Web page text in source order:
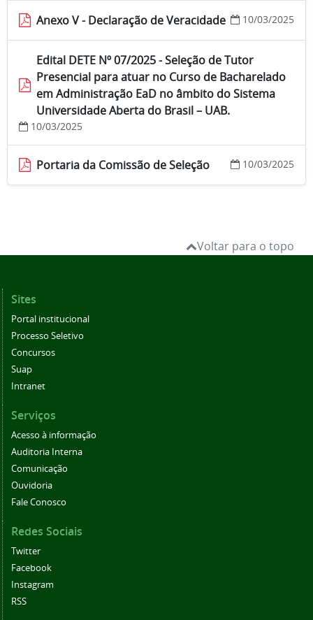
Anexo V - Declaração de Veracidade 10/03/2025
Edital DETE Nº 07/2025 - Seleção de Tutor
Presencial para atuar no Curso de Bacharelado
em Administração EaD no âmbito do Sistema
Universidade Aberta do Brasil – UAB.
10/03/2025
Portaria da Comissão de Seleção 10/03/2025
Voltar para o topo
Sites
Portal institucional
Processo Seletivo
Concursos
Suap
Intranet
Serviços
Acesso à informação
Auditoria Interna
Comunicação
Ouvidoria
Fale Conosco
Redes Sociais
Twitter
Facebook
Instagram
RSS